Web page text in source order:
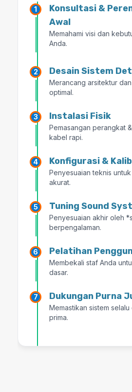
Konsultasi &
Awal
Memahami visi dan
Anda.
Desain Sistem
Merancang arsitektur
optimal.
Instalasi Fisik
Pemasangan perangkat
kabel rapi.
Konfigurasi &
Penyesuaian teknis
akurat.
Tuning Sound
Penyesuaian akhir oleh
berpengalaman.
Pelatihan
Membekali staf Anda
dasar.
Dukungan Purna
Memastikan sistem
prima.